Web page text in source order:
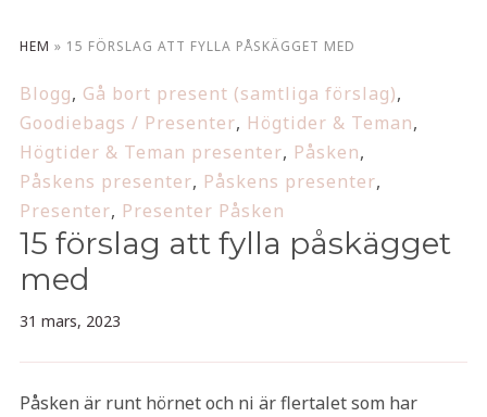
HEM » 15 FÖRSLAG ATT FYLLA PÅSKÄGGET MED
Blogg, Gå bort present (samtliga förslag),
Goodiebags / Presenter, Högtider & Teman,
Högtider & Teman presenter, Påsken,
Påskens presenter, Påskens presenter,
Presenter, Presenter Påsken
15 förslag att fylla påskägget
med
31 mars, 2023
Påsken är runt hörnet och ni är flertalet som har